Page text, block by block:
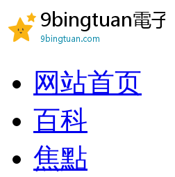
网站首页
百科
焦點